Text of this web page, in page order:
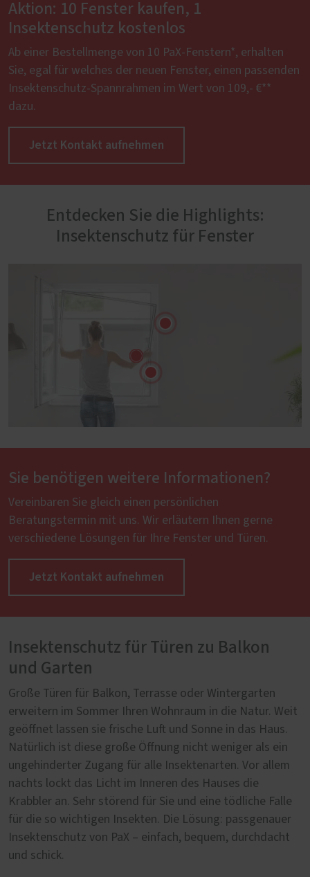
Aktion: 10 Fenster kaufen, 1
Insektenschutz kostenlos
Ab einer Bestellmenge von 10 PaX-Fenstern*, erhalten
Sie, egal für welches der neuen Fenster, einen passenden
Insektenschutz-Spannrahmen im Wert von 109,- €**
dazu.
Jetzt Kontakt aufnehmen
Entdecken Sie die Highlights:
Insektenschutz für Fenster
Sie benötigen weitere Informationen?
Vereinbaren Sie gleich einen persönlichen
Beratungstermin mit uns. Wir erläutern Ihnen gerne
verschiedene Lösungen für Ihre Fenster und Türen.
Jetzt Kontakt aufnehmen
Insektenschutz für Türen zu Balkon
und Garten
Große Türen für Balkon, Terrasse oder Wintergarten
erweitern im Sommer Ihren Wohnraum in die Natur. Weit
geöffnet lassen sie frische Luft und Sonne in das Haus.
Natürlich ist diese große Öffnung nicht weniger als ein
ungehinderter Zugang für alle Insektenarten. Vor allem
nachts lockt das Licht im Inneren des Hauses die
Krabbler an. Sehr störend für Sie und eine tödliche Falle
für die so wichtigen Insekten. Die Lösung: passgenauer
Insektenschutz von PaX – einfach, bequem, durchdacht
und schick.